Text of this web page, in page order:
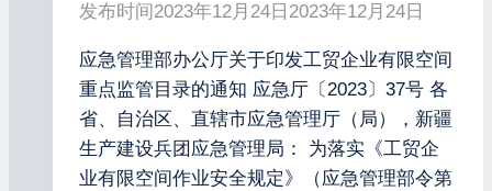
发布时间2023年12月24日 2023年12月24日
应急管理部办公厅关于印发工贸企业有限空间
重点监管目录的通知 应急厅〔2023〕37号 各
省、自治区、直辖市应急管理厅（局），新疆
生产建设兵团应急管理局： 为落实《工贸企
业有限空间作业安全规定》（应急管理部令第